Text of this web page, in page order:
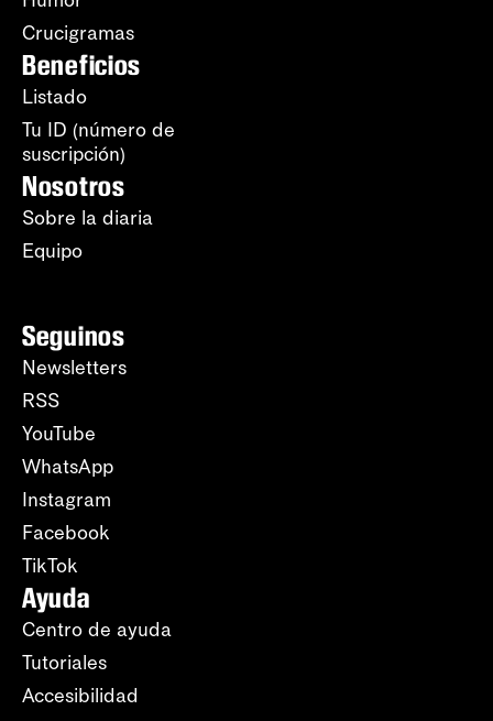
Crucigramas
Beneficios
Listado
Tu ID (número de
suscripción)
Nosotros
Sobre la diaria
Equipo
Seguinos
Newsletters
RSS
YouTube
WhatsApp
Instagram
Facebook
TikTok
Ayuda
Centro de ayuda
Tutoriales
Accesibilidad